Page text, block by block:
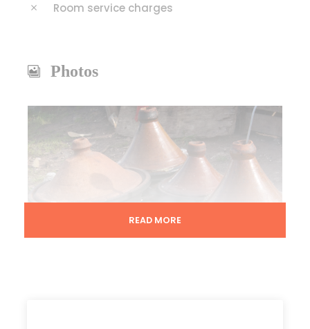
Room service charges
Photos
READ MORE